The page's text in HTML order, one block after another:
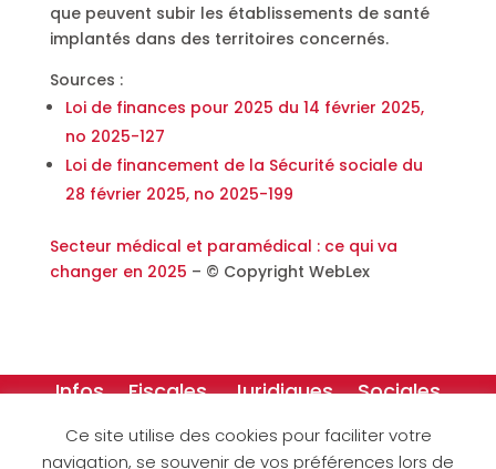
que peuvent subir les établissements de santé
implantés dans des territoires concernés.
Sources :
Loi de finances pour 2025 du 14 février 2025,
no 2025-127
Loi de financement de la Sécurité sociale du
28 février 2025, no 2025-199
Secteur médical et paramédical : ce qui va
changer en 2025 – © Copyright WebLex
Infos Fiscales Juridiques
Sociales
Créateurs
Dessins
Ce site utilise des cookies pour faciliter votre
navigation, se souvenir de vos préférences lors de